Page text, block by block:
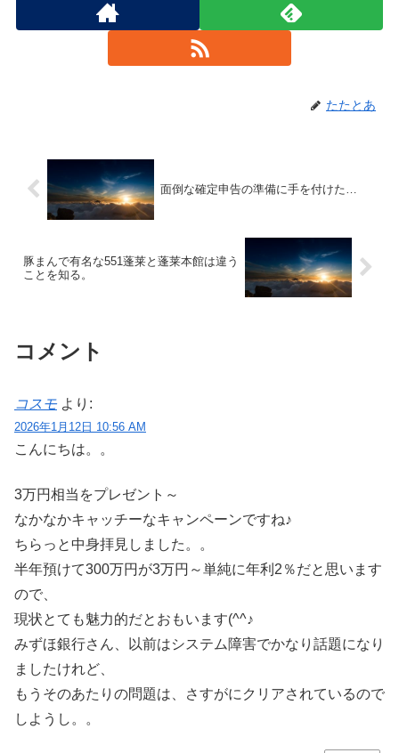
たたとあ
面倒な確定申告の準備に手を付けた…
豚まんで有名な551蓬莱と蓬莱本館は違う
ことを知る。
コメント
コスモ より:
2026年1月12日 10:56 AM
こんにちは。。
3万円相当をプレゼント～
なかなかキャッチーなキャンペーンですね♪
ちらっと中身拝見しました。。
半年預けて300万円が3万円～単純に年利2％だと思います
ので、
現状とても魅力的だとおもいます(^^♪
みずほ銀行さん、以前はシステム障害でかなり話題になり
ましたけれど、
もうそのあたりの問題は、さすがにクリアされているので
しようし。。